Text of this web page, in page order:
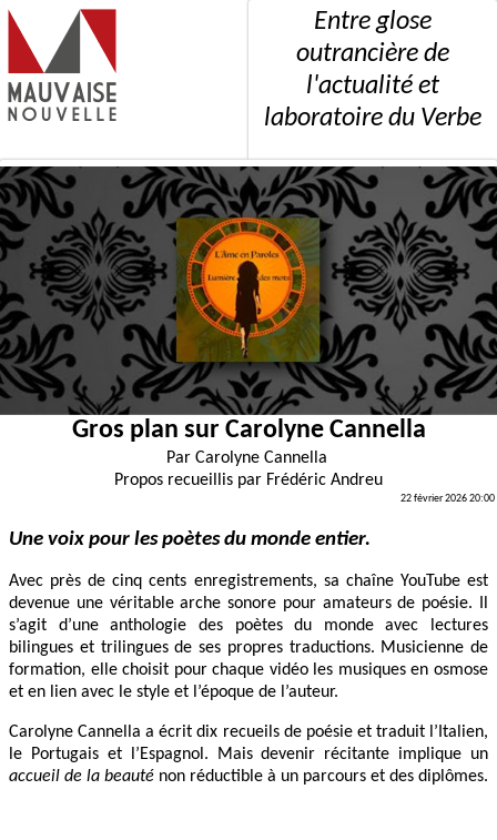
Entre glose
outrancière de
l'actualité et
laboratoire du Verbe
Gros plan sur Carolyne Cannella
Par Carolyne Cannella
Propos recueillis par Frédéric Andreu
22 février 2026 20:00
Une voix pour les poètes du monde entier.
Avec près de cinq cents enregistrements, sa chaîne YouTube est
devenue une véritable arche sonore pour amateurs de poésie. Il
s’agit d’une anthologie des poètes du monde avec lectures
bilingues et trilingues de ses propres traductions. Musicienne de
formation, elle choisit pour chaque vidéo les musiques en osmose
et en lien avec le style et l’époque de l’auteur.
Carolyne Cannella a écrit dix recueils de poésie et traduit l’Italien,
le Portugais et l’Espagnol. Mais devenir récitante implique un
accueil de la beauté non réductible à un parcours et des diplômes.